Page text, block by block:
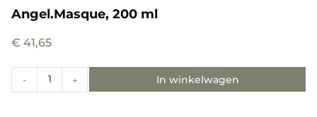
Angel.Masque, 200 ml
€ 41,65
- + In winkelwagen